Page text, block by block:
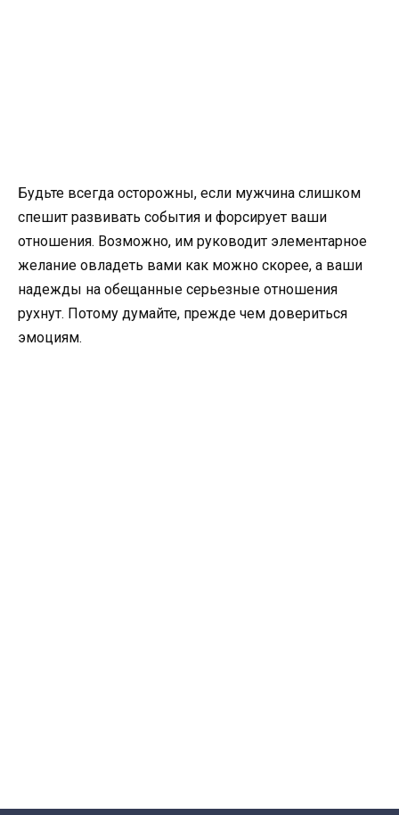
Будьте всегда осторожны, если мужчина слишком
спешит развивать события и форсирует ваши
отношения. Возможно, им руководит элементарное
желание овладеть вами как можно скорее, а ваши
надежды на обещанные серьезные отношения
рухнут. Потому думайте, прежде чем довериться
эмоциям.